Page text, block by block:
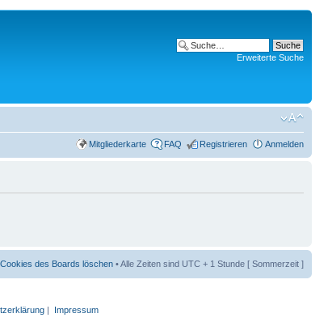
Erweiterte Suche
Mitgliederkarte FAQ Registrieren Anmelden
des Boards löschen • Alle Zeiten sind UTC + 1 Stunde [ Sommerzeit ]
| Impressum